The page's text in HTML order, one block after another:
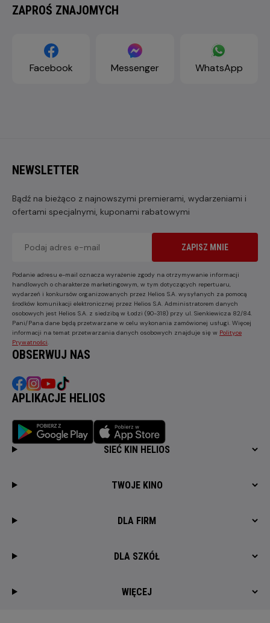
ZAPROŚ ZNAJOMYCH
Facebook Messenger WhatsApp
NEWSLETTER
Bądź na bieżąco z najnowszymi premierami, wydarzeniami i
ofertami specjalnymi, kuponami rabatowymi
ZAPISZ MNIE
Podanie adresu e-mail oznacza wyrażenie zgody na otrzymywanie informacji
handlowych o charakterze marketingowym, w tym dotyczących repertuaru,
wydarzeń i konkursów organizowanych przez Helios S.A. wysyłanych za pomocą
środków komunikacji elektronicznej przez Helios S.A. Administratorem danych
osobowych jest Helios S.A. z siedzibą w Łodzi (90-318) przy ul. Sienkiewicza 82/84.
Pani/Pana dane będą przetwarzane w celu wykonania zamówionej usługi. Więcej
informacji na temat przetwarzania danych osobowych znajduje się w Polityce
Prywatności
OBSERWUJ NAS
APLIKACJE HELIOS
SIEĆ KIN HELIOS
TWOJE KINO
DLA FIRM
DLA SZKÓŁ
WIĘCEJ